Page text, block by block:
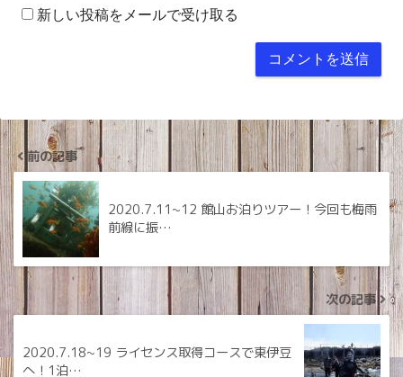
新しい投稿をメールで受け取る
前の記事
2020.7.11~12 館山お泊りツアー！今回も梅雨
前線に振…
次の記事
2020.7.18~19 ライセンス取得コースで東伊豆
へ！1泊…